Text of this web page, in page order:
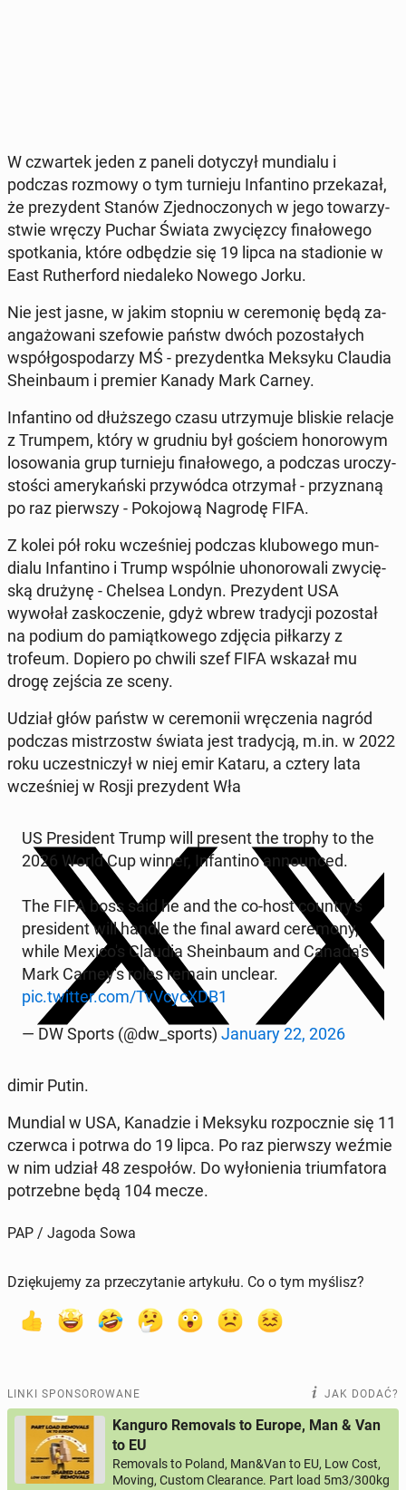
W czwar­tek jeden z paneli do­ty­czył mun­dia­lu i
podczas rozmowy o tym tur­nie­ju In­fan­ti­no prze­ka­zał,
że pre­zy­dent Stanów Zjed­no­czo­nych w jego to­wa­rzy­
stwie wręczy Puchar Świata zwy­cięz­cy fi­na­ło­we­go
spo­tka­nia, które od­bę­dzie się 19 lipca na sta­dio­nie w
East Ru­ther­ford nie­da­le­ko Nowego Jorku.
Nie jest jasne, w jakim stopniu w ce­re­mo­nię będą za­
an­ga­żo­wa­ni sze­fo­wie państw dwóch po­zo­sta­łych
współ­go­spo­da­rzy MŚ - pre­zy­dent­ka Meksyku Claudia
She­in­baum i premier Kanady Mark Carney.
In­fan­ti­no od dłuż­sze­go czasu utrzy­mu­je bliskie relacje
z Trumpem, który w grudniu był gościem ho­no­ro­wym
lo­so­wa­nia grup tur­nie­ju fi­na­ło­we­go, a podczas uro­czy­
sto­ści ame­ry­kań­ski przy­wód­ca otrzy­mał - przy­zna­ną
po raz pierw­szy - Po­ko­jo­wą Nagrodę FIFA.
Z kolei pół roku wcze­śniej podczas klu­bo­we­go mun­
dia­lu In­fan­ti­no i Trump wspól­nie uho­no­ro­wa­li zwy­cię­
ską drużynę - Chelsea Londyn. Pre­zy­dent USA
wywołał za­sko­cze­nie, gdyż wbrew tra­dy­cji po­zo­stał
na podium do pa­miąt­ko­we­go zdjęcia pił­ka­rzy z
trofeum. Dopiero po chwili szef FIFA wskazał mu
drogę zejścia ze sceny.
Udział głów państw w ce­re­mo­nii wrę­cze­nia nagród
podczas mi­strzostw świata jest tra­dy­cją, m.in. w 2022
roku uczest­ni­czył w niej emir Kataru, a cztery lata
wcze­śniej w Rosji pre­zy­dent Wła
US Pre­si­dent Trump will present the trophy to the
2026 World Cup winner, In­fan­ti­no an­no­un­ced.
The FIFA boss said he and the co-host co­un­try­'s
pre­si­dent will handle the final award ce­re­mo­ny,
while Me­xi­co­'s Claudia She­in­baum and Ca­na­da­'s
Mark Car­ney­'s roles remain unclear.
pic.twitter.com/TvVcy­cXDB1
— DW Sports (@dw_sports) January 22, 2026
dimir Putin.
Mundial w USA, Ka­na­dzie i Meksyku roz­pocz­nie się 11
czerwca i potrwa do 19 lipca. Po raz pierw­szy weźmie
w nim udział 48 ze­spo­łów. Do wy­ło­nie­nia trium­fa­to­ra
po­trzeb­ne będą 104 mecze.
PAP / Jagoda Sowa
Dziękujemy za przeczytanie artykułu. Co o tym myślisz?
LINKI SPONSOROWANE JAK DODAĆ?
Kanguro Removals to Europe, Man & Van
to EU
Removals to Poland, Man&Van to EU, Low Cost,
Moving, Custom Clearance. Part load 5m3/300kg